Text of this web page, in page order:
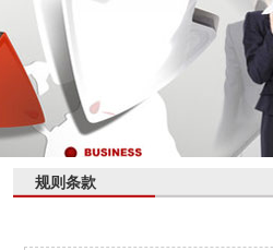
规则条款